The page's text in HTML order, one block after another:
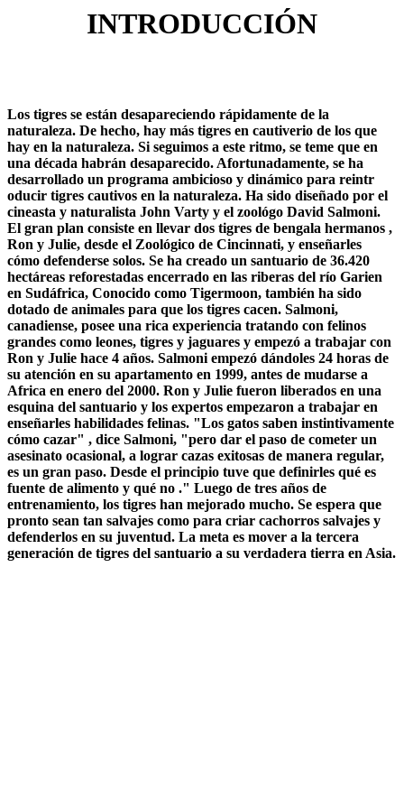
INTRODUCCIÓN
Los tigres se están desapareciendo rápidamente de la
naturaleza. De hecho, hay más tigres en cautiverio de los que
hay en la naturaleza. Si seguimos a este ritmo, se teme que en
una década habrán desaparecido. Afortunadamente, se ha
desarrollado un programa ambicioso y dinámico para reintr
oducir tigres cautivos en la naturaleza. Ha sido diseñado por el
cineasta y naturalista John Varty y el zoológo David Salmoni.
El gran plan consiste en llevar dos tigres de bengala hermanos ,
Ron y Julie, desde el Zoológico de Cincinnati, y enseñarles
cómo defenderse solos. Se ha creado un santuario de 36.420
hectáreas reforestadas encerrado en las riberas del río Garien
en Sudáfrica, Conocido como Tigermoon, también ha sido
dotado de animales para que los tigres cacen. Salmoni,
canadiense, posee una rica experiencia tratando con felinos
grandes como leones, tigres y jaguares y empezó a trabajar con
Ron y Julie hace 4 años. Salmoni empezó dándoles 24 horas de
su atención en su apartamento en 1999, antes de mudarse a
Africa en enero del 2000. Ron y Julie fueron liberados en una
esquina del santuario y los expertos empezaron a trabajar en
enseñarles habilidades felinas. "Los gatos saben instintivamente
cómo cazar" , dice Salmoni, "pero dar el paso de cometer un
asesinato ocasional, a lograr cazas exitosas de manera regular,
es un gran paso. Desde el principio tuve que definirles qué es
fuente de alimento y qué no ." Luego de tres años de
entrenamiento, los tigres han mejorado mucho. Se espera que
pronto sean tan salvajes como para criar cachorros salvajes y
defenderlos en su juventud. La meta es mover a la tercera
generación de tigres del santuario a su verdadera tierra en Asia.